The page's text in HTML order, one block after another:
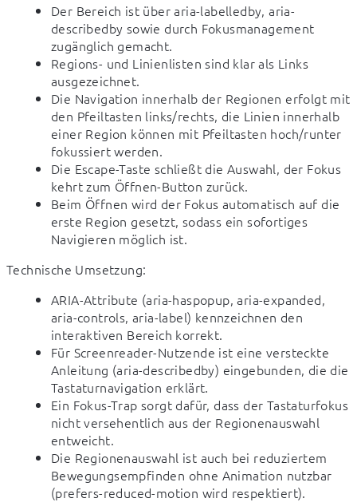
Der Bereich ist über aria-labelledby, aria-
describedby sowie durch Fokusmanagement
zugänglich gemacht.
Regions- und Linienlisten sind klar als Links
ausgezeichnet.
Die Navigation innerhalb der Regionen erfolgt mit
den Pfeiltasten links/rechts, die Linien innerhalb
einer Region können mit Pfeiltasten hoch/runter
fokussiert werden.
Die Escape-Taste schließt die Auswahl, der Fokus
kehrt zum Öffnen-Button zurück.
Beim Öffnen wird der Fokus automatisch auf die
erste Region gesetzt, sodass ein sofortiges
Navigieren möglich ist.
Technische Umsetzung:
ARIA-Attribute (aria-haspopup, aria-expanded,
aria-controls, aria-label) kennzeichnen den
interaktiven Bereich korrekt.
Für Screenreader-Nutzende ist eine versteckte
Anleitung (aria-describedby) eingebunden, die die
Tastaturnavigation erklärt.
Ein Fokus-Trap sorgt dafür, dass der Tastaturfokus
nicht versehentlich aus der Regionenauswahl
entweicht.
Die Regionenauswahl ist auch bei reduziertem
Bewegungsempfinden ohne Animation nutzbar
(prefers-reduced-motion wird respektiert).